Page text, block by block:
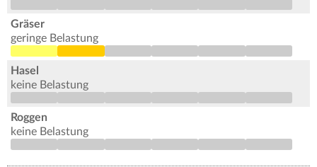
Gräser
geringe Belastung
Hasel
keine Belastung
Roggen
keine Belastung